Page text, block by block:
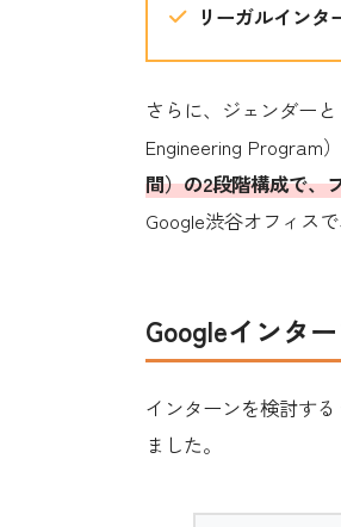
リーガルインタ
さらに、ジェンダー
Engineering Program
間）の2段階構成で、
Google渋谷オフィス
Googleインタ
インターンを検討す
ました。